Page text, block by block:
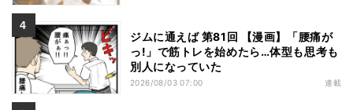
ジムに通えば 第81回 【漫画】「腰痛が
っ!」で筋トレを始めたら…体型も思考も
別人になっていた
2026/08/03 07:00 連載